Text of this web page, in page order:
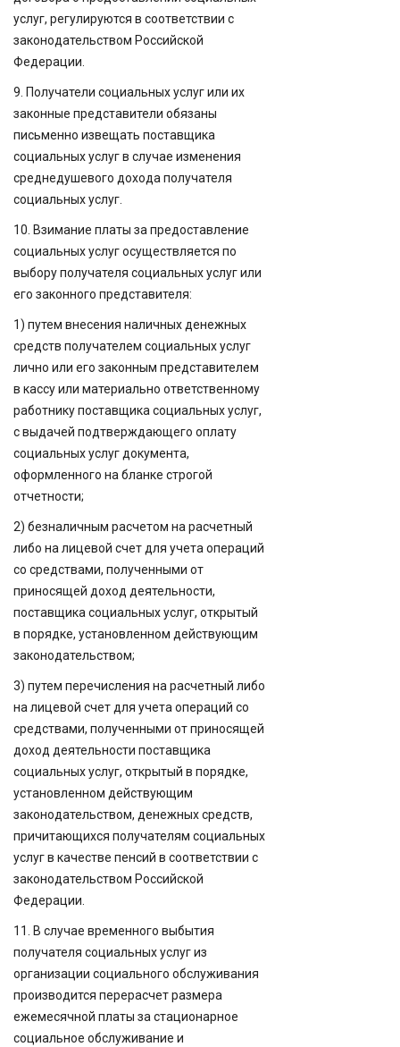
услуг, регулируются в соответствии с
законодательством Российской
Федерации.
9. Получатели социальных услуг или их
законные представители обязаны
письменно извещать поставщика
социальных услуг в случае изменения
среднедушевого дохода получателя
социальных услуг.
10. Взимание платы за предоставление
социальных услуг осуществляется по
выбору получателя социальных услуг или
его законного представителя:
1) путем внесения наличных денежных
средств получателем социальных услуг
лично или его законным представителем
в кассу или материально ответственному
работнику поставщика социальных услуг,
с выдачей подтверждающего оплату
социальных услуг документа,
оформленного на бланке строгой
отчетности;
2) безналичным расчетом на расчетный
либо на лицевой счет для учета операций
со средствами, полученными от
приносящей доход деятельности,
поставщика социальных услуг, открытый
в порядке, установленном действующим
законодательством;
3) путем перечисления на расчетный либо
на лицевой счет для учета операций со
средствами, полученными от приносящей
доход деятельности поставщика
социальных услуг, открытый в порядке,
установленном действующим
законодательством, денежных средств,
причитающихся получателям социальных
услуг в качестве пенсий в соответствии с
законодательством Российской
Федерации.
11. В случае временного выбытия
получателя социальных услуг из
организации социального обслуживания
производится перерасчет размера
ежемесячной платы за стационарное
социальное обслуживание и